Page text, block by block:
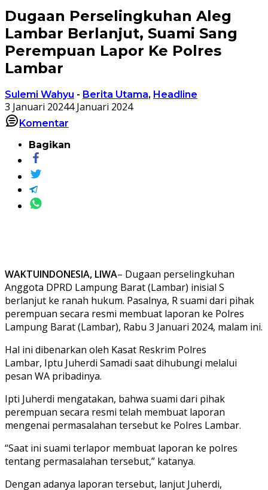
Dugaan Perselingkuhan Aleg
Lambar Berlanjut, Suami Sang
Perempuan Lapor Ke Polres
Lambar
Sulemi Wahyu - Berita Utama, Headline
3 Januari 20244 Januari 2024
Komentar
Bagikan
WAKTUINDONESIA, LIWA– Dugaan perselingkuhan
Anggota DPRD Lampung Barat (Lambar) inisial S
berlanjut ke ranah hukum. Pasalnya, R suami dari pihak
perempuan secara resmi membuat laporan ke Polres
Lampung Barat (Lambar), Rabu 3 Januari 2024, malam ini.
Hal ini dibenarkan oleh Kasat Reskrim Polres
Lambar, Iptu Juherdi Samadi saat dihubungi melalui
pesan WA pribadinya.
Ipti Juherdi mengatakan, bahwa suami dari pihak
perempuan secara resmi telah membuat laporan
mengenai permasalahan tersebut ke Polres Lambar.
“Saat ini suami terlapor membuat laporan ke polres
tentang permasalahan tersebut,” katanya.
Dengan adanya laporan tersebut, lanjut Juherdi,